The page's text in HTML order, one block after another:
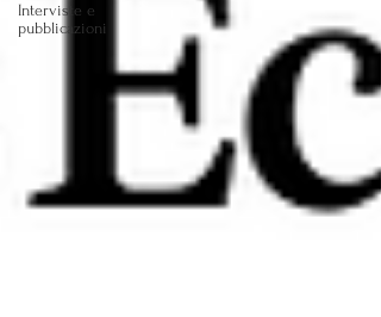
Interviste e
pubblicazioni